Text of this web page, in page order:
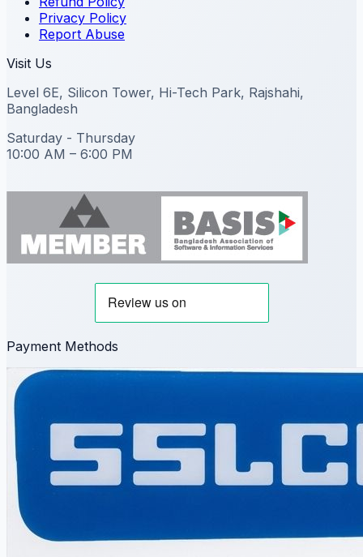
Privacy Policy
Report Abuse
Visit Us
Level 6E, Silicon Tower, Hi-Tech Park, Rajshahi,
Bangladesh
Saturday - Thursday
10:00 AM – 6:00 PM
Payment Methods